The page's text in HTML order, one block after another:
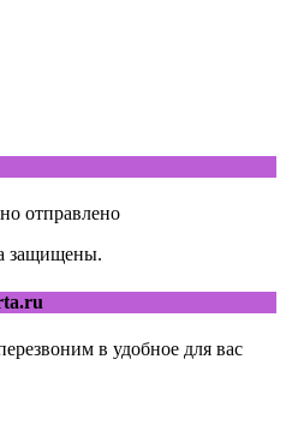
отправлено
защищены.
в удобное для вас